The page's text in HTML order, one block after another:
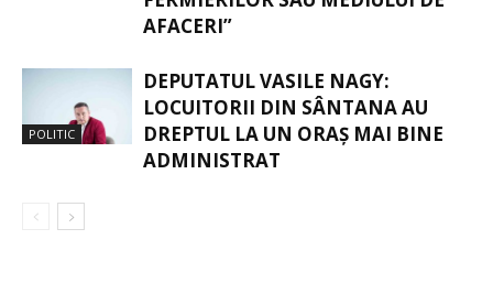
AFACERI”
POLITIC
DEPUTATUL VASILE NAGY:
LOCUITORII DIN SÂNTANA AU
DREPTUL LA UN ORAȘ MAI BINE
ADMINISTRAT